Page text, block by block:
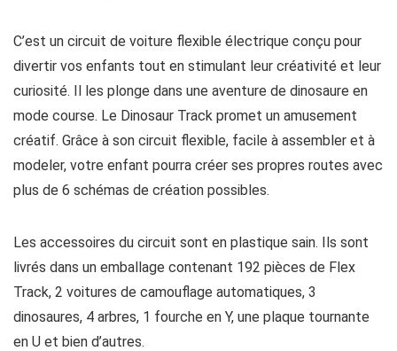
C’est un circuit de voiture flexible électrique conçu pour
divertir vos enfants tout en stimulant leur créativité et leur
curiosité. Il les plonge dans une aventure de dinosaure en
mode course. Le Dinosaur Track promet un amusement
créatif. Grâce à son circuit flexible, facile à assembler et à
modeler, votre enfant pourra créer ses propres routes avec
plus de 6 schémas de création possibles.
Les accessoires du circuit sont en plastique sain. Ils sont
livrés dans un emballage contenant 192 pièces de Flex
Track, 2 voitures de camouflage automatiques, 3
dinosaures, 4 arbres, 1 fourche en Y, une plaque tournante
en U et bien d’autres.